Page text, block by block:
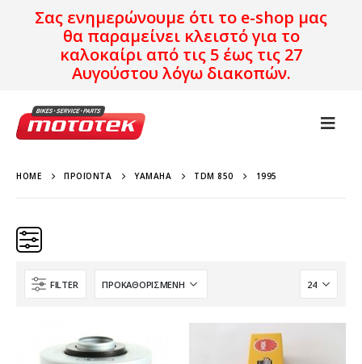
Σας ενημερώνουμε ότι το e-shop μας
θα παραμείνει κλειστό για το
καλοκαίρι από τις 5 έως τις 27
Αυγούστου λόγω διακοπών.
HOME ΠΡΟΪΌΝΤΑ YAMAHA TDM 850 1995
Κατηγορίες
Προϊόν Προέλευση
FILTER